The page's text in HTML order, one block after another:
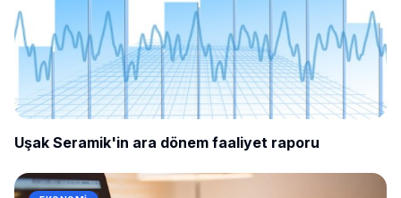
Uşak Seramik'in ara dönem faaliyet raporu